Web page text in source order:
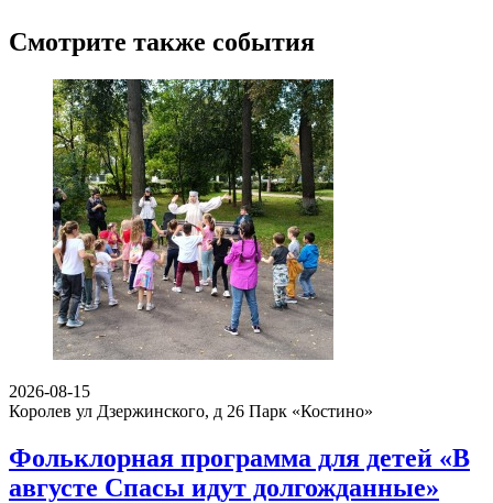
Смотрите также события
2026-08-15
Королев ул Дзержинского, д 26 Парк «Костино»
Фольклорная программа для детей «В
августе Спасы идут долгожданные»